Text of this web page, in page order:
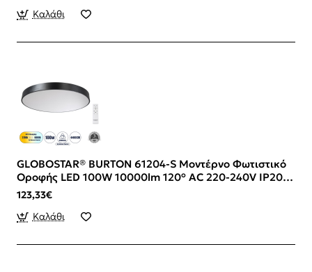
Ματ - Μ40 x Π40 x Υ8cm - 3 Χρόνια Εγγύηση
Καλάθι
GLOBOSTAR® BURTON 61204-S Μοντέρνο Φωτιστικό
Οροφής LED 100W 10000lm 120° AC 220-240V IP20
Ρυθμιζόμενο Λευκό CCT με Χειριστήριο από 2700K
έως 6000K Dimmable - Lumileds SMD Chip - Μαύρο
Ματ - Μ80 x Π80 x Υ8cm - 3 Χρόνια Εγγύηση
123,33€
Καλάθι